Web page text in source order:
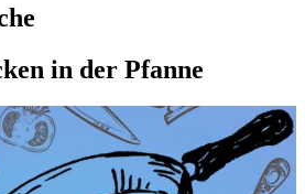
in der Pfanne